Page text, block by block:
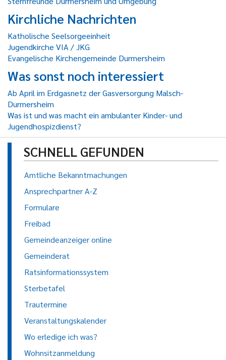
Kirchliche Nachrichten
Katholische Seelsorgeeinheit
Jugendkirche VIA / JKG
Evangelische Kirchengemeinde Durmersheim
Was sonst noch interessiert
Ab April im Erdgasnetz der Gasversorgung Malsch-
Durmersheim
Was ist und was macht ein ambulanter Kinder- und
Jugendhospizdienst?
SCHNELL GEFUNDEN
Amtliche Bekanntmachungen
Ansprechpartner A-Z
Formulare
Freibad
Gemeindeanzeiger online
Gemeinderat
Ratsinformationssystem
Sterbetafel
Trautermine
Veranstaltungskalender
Wo erledige ich was?
Wohnsitzanmeldung